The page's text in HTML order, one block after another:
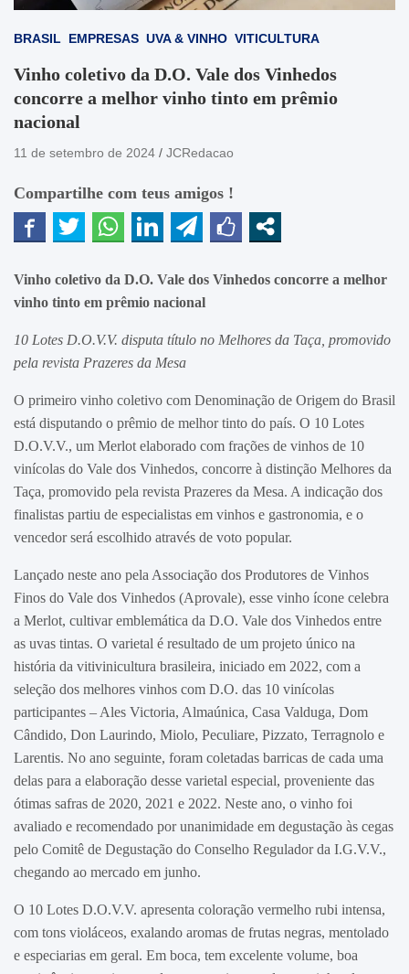
BRASIL EMPRESAS UVA & VINHO VITICULTURA
Vinho coletivo da D.O. Vale dos Vinhedos
concorre a melhor vinho tinto em prêmio
nacional
11 de setembro de 2024 JCRedacao
Compartilhe com teus amigos !
Vinho coletivo da D.O. Vale dos Vinhedos concorre a melhor
vinho tinto em prêmio nacional
10 Lotes D.O.V.V. disputa título no Melhores da Taça, promovido
pela revista Prazeres da Mesa
O primeiro vinho coletivo com Denominação de Origem do Brasil
está disputando o prêmio de melhor tinto do país. O 10 Lotes
D.O.V.V., um Merlot elaborado com frações de vinhos de 10
vinícolas do Vale dos Vinhedos, concorre à distinção Melhores da
Taça, promovido pela revista Prazeres da Mesa. A indicação dos
finalistas partiu de especialistas em vinhos e gastronomia, e o
vencedor será escolhido através de voto popular.
Lançado neste ano pela Associação dos Produtores de Vinhos
Finos do Vale dos Vinhedos (Aprovale), esse vinho ícone celebra
a Merlot, cultivar emblemática da D.O. Vale dos Vinhedos entre
as uvas tintas. O varietal é resultado de um projeto único na
história da vitivinicultura brasileira, iniciado em 2022, com a
seleção dos melhores vinhos com D.O. das 10 vinícolas
participantes – Ales Victoria, Almaúnica, Casa Valduga, Dom
Cândido, Don Laurindo, Miolo, Peculiare, Pizzato, Terragnolo e
Larentis. No ano seguinte, foram coletadas barricas de cada uma
delas para a elaboração desse varietal especial, proveniente das
ótimas safras de 2020, 2021 e 2022. Neste ano, o vinho foi
avaliado e recomendado por unanimidade em degustação às cegas
pelo Comitê de Degustação do Conselho Regulador da I.G.V.V.,
chegando ao mercado em junho.
O 10 Lotes D.O.V.V. apresenta coloração vermelho rubi intensa,
com tons violáceos, exalando aromas de frutas negras, mentolado
e especiarias em geral. Em boca, tem excelente volume, boa